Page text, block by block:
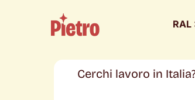
RAL
Cerchi lavoro in